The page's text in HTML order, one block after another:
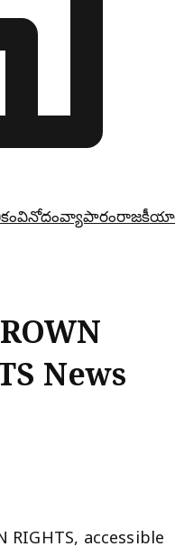
వినోదంవ్యాపారం
News
RIGHTS, accessible